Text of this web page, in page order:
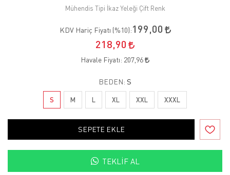
Mühendis Tipi İkaz Yeleği Çift Renk
KDV Hariç Fiyatı (%10):199,00
218,90
Havale Fiyatı: 207,96
BEDEN: S
S M L XL XXL XXXL
SEPETE EKLE
TEKLIF AL